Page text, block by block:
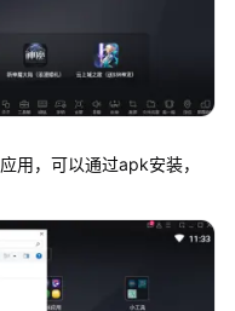
用，可以通过apk安装，